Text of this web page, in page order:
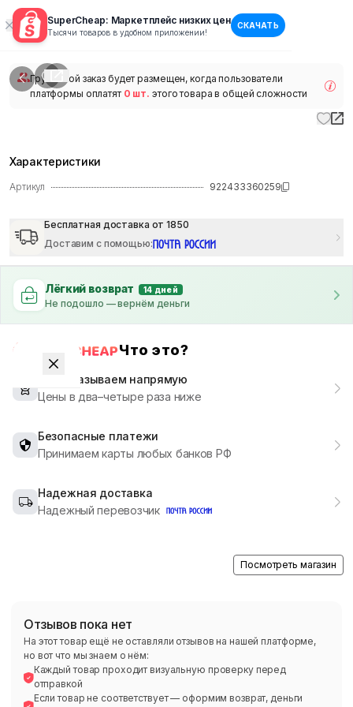
SuperCheap: Маркетплейс низких цен
Тысячи товаров в удобном приложении!
СКАЧАТЬ
1/
Групповой заказ будет размещен, когда пользователи
платформы оплатят 0 шт. этого товара в общей сложности
Характеристики
Артикул 922433360259
Бесплатная доставка от 1850
Доставим с помощью:
Лёгкий возврат 14 дней
Не подошло — вернём деньги
Что это?
Мы заказываем напрямую
Цены в два–четыре раза ниже
Безопасные платежи
Принимаем карты любых банков РФ
Надежная доставка
Надежный перевозчик
Посмотреть магазин
Отзывов пока нет
На этот товар ещё не оставляли отзывов на нашей платформе,
но вот что мы знаем о нём:
Каждый товар проходит визуальную проверку перед
отправкой
Если товар не соответствует — оформим возврат, деньги